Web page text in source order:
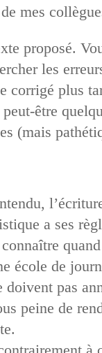
mes
proposé.
les
corrigé plus
être
(mais
a ses
école de
doivent pas
peine de